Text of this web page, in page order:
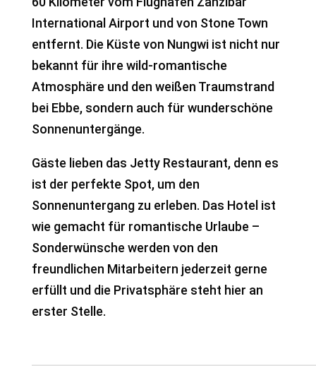
International Airport und von Stone Town
entfernt. Die Küste von Nungwi ist nicht nur
bekannt für ihre wild-romantische
Atmosphäre und den weißen Traumstrand
bei Ebbe, sondern auch für wunderschöne
Sonnenuntergänge.
Gäste lieben das Jetty Restaurant, denn es
ist der perfekte Spot, um den
Sonnenuntergang zu erleben. Das Hotel ist
wie gemacht für romantische Urlaube –
Sonderwünsche werden von den
freundlichen Mitarbeitern jederzeit gerne
erfüllt und die Privatsphäre steht hier an
erster Stelle.